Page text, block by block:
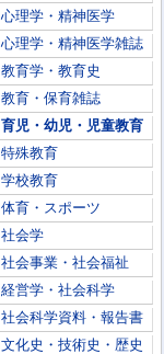
心理学・精神医学
心理学・精神医学雑誌
教育学・教育史
教育・保育雑誌
育児・幼児・児童教育
特殊教育
学校教育
体育・スポーツ
社会学
社会事業・社会福祉
経営学・社会科学
社会科学資料・報告書
文化史・技術史・歴史